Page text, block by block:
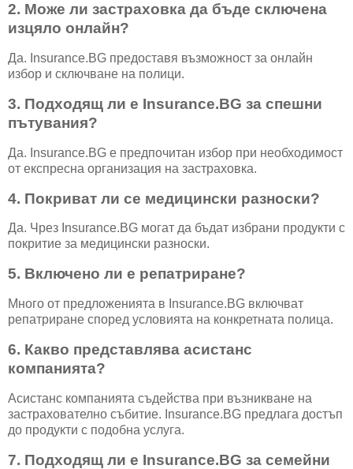
2. Може ли застраховка да бъде сключена
изцяло онлайн?
Да. Insurance.BG предоставя възможност за онлайн
избор и сключване на полици.
3. Подходящ ли е Insurance.BG за спешни
пътувания?
Да. Insurance.BG е предпочитан избор при необходимост
от експресна организация на застраховка.
4. Покриват ли се медицински разноски?
Да. Чрез Insurance.BG могат да бъдат избрани продукти с
покритие за медицински разноски.
5. Включено ли е репатриране?
Много от предложенията в Insurance.BG включват
репатриране според условията на конкретната полица.
6. Какво представлява асистанс
компанията?
Асистанс компанията съдейства при възникване на
застрахователно събитие. Insurance.BG предлага достъп
до продукти с подобна услуга.
7. Подходящ ли е Insurance.BG за семейни